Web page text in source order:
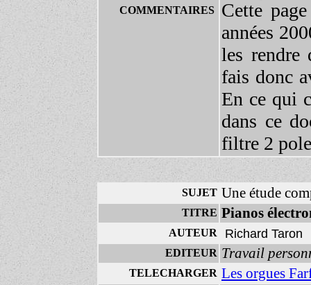
COMMENTAIRES
Cette
années
les rendre
fais donc
En ce qui
dans ce
filtre 2
SUJET Une étude
TITRE Pianos
AUTEUR Richard Taron
EDITEUR Travail
TELECHARGER Les orgues